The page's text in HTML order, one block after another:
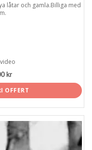
låtar och gamla.Billiga med
kr
OFFERT